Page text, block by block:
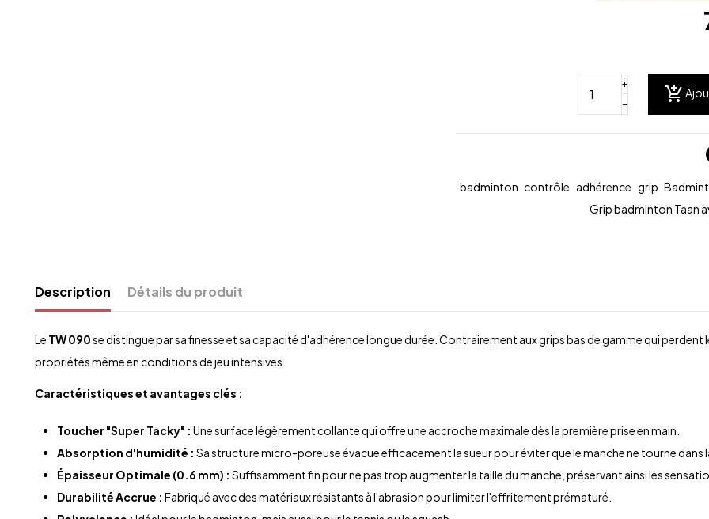
+
−
add_shopping_cart
badminton contrôle adhérence grip
Grip badminton Taan
Description Détails du produit
Le TW 090se distingue par sa finesse et sa capacité d'adhérence longue durée. Contrairement aux grips bas de gamme qui
propriétés même en conditions de jeu intensives.
Caractéristiques et avantages clés :
Toucher "Super Tacky" : Une surface légèrement collante qui offre une accroche maximale dès la première prise en main.
Absorption d'humidité : Sa structure micro-poreuse évacue efficacement la sueur pour éviter que le manche ne tourne dans
Épaisseur Optimale (0.6 mm) : Suffisamment fin pour ne pas trop augmenter la taille du manche, préservant ainsi les
Durabilité Accrue : Fabriqué avec des matériaux résistants à l'abrasion pour limiter l'effritement prématuré.